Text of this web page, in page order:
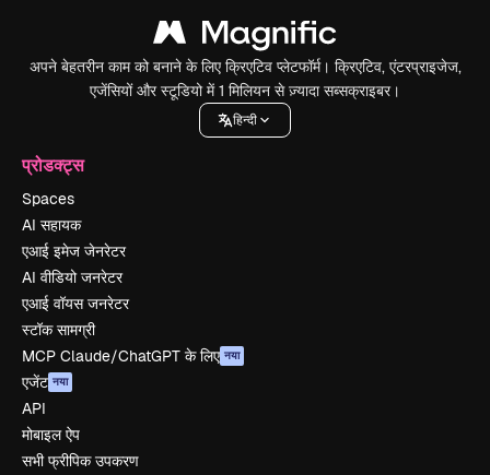
अपने बेहतरीन काम को बनाने के लिए क्रिएटिव प्लेटफॉर्म। क्रिएटिव, एंटरप्राइजेज,
एजेंसियों और स्टूडियो में 1 मिलियन से ज़्यादा सब्सक्राइबर।
हिन्दी
प्रोडक्ट्स
Spaces
AI सहायक
एआई इमेज जेनरेटर
AI वीडियो जनरेटर
एआई वॉयस जनरेटर
स्टॉक सामग्री
MCP Claude/ChatGPT के लिए नया
एजेंट नया
API
मोबाइल ऐप
सभी फ्रीपिक उपकरण